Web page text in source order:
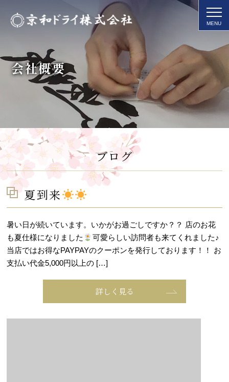
会社概要
ブログ
夏到来
暑い日が続いています。いかがお過ごしですか？？ 店のお花
も夏仕様になりました
可愛らしい訪問者も来てくれました♪
当店ではお得なPAYPAYのクーポンを発行しております！！ お
支払い代金5,000円以上の […]
詳しく見る